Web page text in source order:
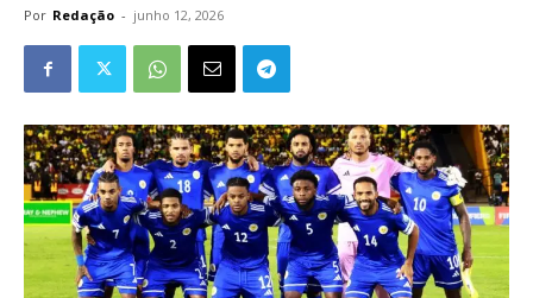
Por Redação - junho 12, 2026